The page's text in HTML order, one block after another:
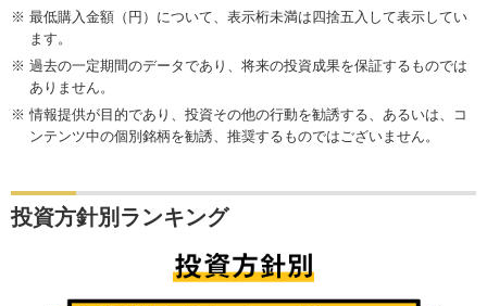
最低購入金額（円）について、表示桁未満は四捨五入して表示してい
ます。
過去の一定期間のデータであり、将来の投資成果を保証するものでは
ありません。
情報提供が目的であり、投資その他の行動を勧誘する、あるいは、コ
ンテンツ中の個別銘柄を勧誘、推奨するものではございません。
投資方針別ランキング